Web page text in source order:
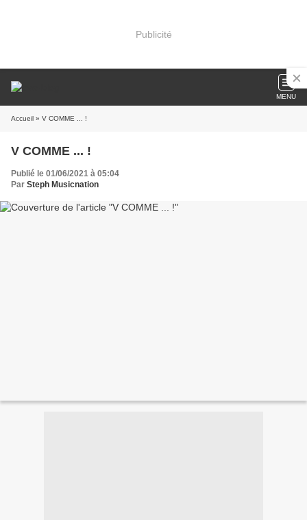
Publicité
MENU
Accueil » V COMME ... !
V COMME ... !
Publié le 01/06/2021 à 05:04
Par Steph Musicnation